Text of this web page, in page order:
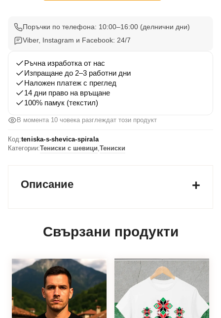
шевица
"Спирала"
Поръчки по телефона: 10:00–16:00 (делнични дни)
Viber, Instagram и Facebook: 24/7
Ръчна изработка от нас
Изпращане до 2–3 работни дни
Наложен платеж с преглед
14 дни право на връщане
100% памук (текстил)
В момента 10 човека разглеждат този продукт
Код:teniska-s-shevica-spirala
Категории:Тениски с шевици,Тениски
Описание
Свързани продукти